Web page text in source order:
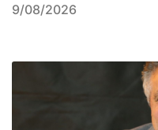
9/08/2026